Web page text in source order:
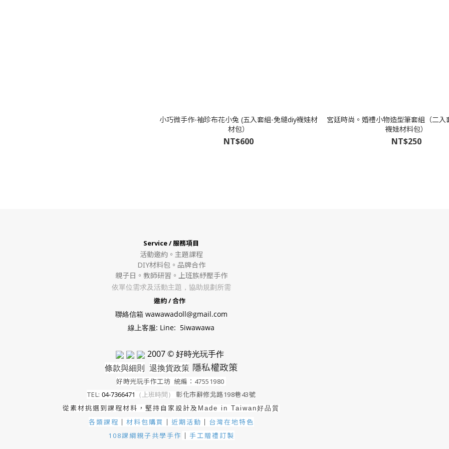
小巧微手作-袖珍布花小兔 (五入套組-免縫diy襪娃材
材包）
NT$600
宮廷時尚。婚禮小物造型筆套組（二入
襪娃材料包）
NT$250
Service / 服務項目
活動邀約。 主題課程
DIY材料包。 品牌合作
親子日。教師研習。上班族紓壓手作
依單位需求及活動主題，協助規劃所需
邀約 / 合作
聯絡信箱 wawawadoll@gmail.com
線上客服: Line: 5iwawawa
2007 © 好時光玩手作
條款與細則 退換貨政策 隱私權政策
好時光玩手作工坊 統編：47551980
TEL:04-7366471 （上班時間）彰化市辭修北路198巷43號
從素材挑選到課程材料，堅持自家設計及 Made in Taiwan好品質
各類課程 ｜ 材料包購買 ｜ 近期活動 ｜ 台灣在地特色
108課綱親子共學手作 ｜ 手工贈禮訂製